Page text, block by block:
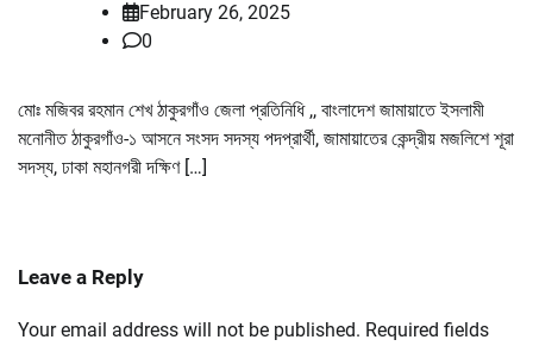
February 26, 2025
0
মোঃ মজিবর রহমান শেখ ঠাকুরগাঁও জেলা প্রতিনিধি ,, বাংলাদেশ জামায়াতে ইসলামী
মনোনীত ঠাকুরগাঁও-১ আসনে সংসদ সদস্য পদপ্রার্থী, জামায়াতের কেন্দ্রীয় মজলিশে শূরা
সদস্য, ঢাকা মহানগরী দক্ষিণ […]
Leave a Reply
Your email address will not be published. Required fields